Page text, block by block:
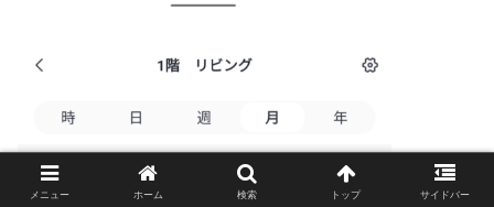
メニュー ホーム 検索 トップ サイドバー